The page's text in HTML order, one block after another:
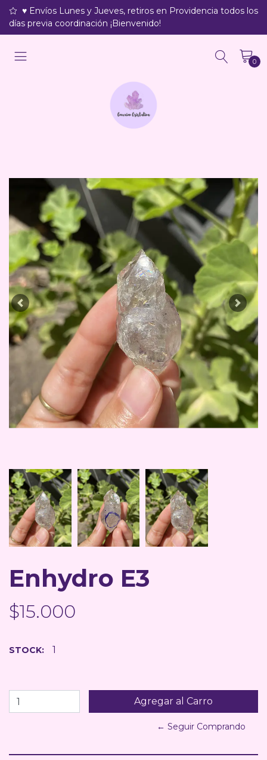
♥ Envíos Lunes y Jueves, retiros en Providencia todos los
días previa coordinación ¡Bienvenido!
0
Previous Next
Enhydro E3
$15.000
STOCK: 1
← Seguir Comprando